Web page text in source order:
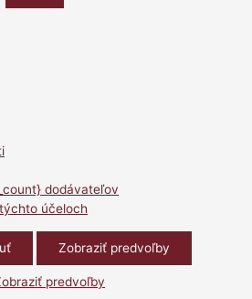
dodávateľov
účeloch
Zobraziť predvoľby
predvoľby